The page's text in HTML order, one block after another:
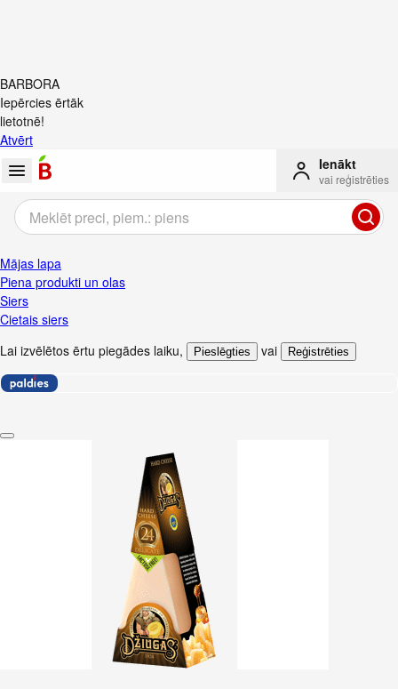
BARBORA
Iepērcies ērtāk
lietotnē!
Atvērt
Ienākt
vai reģistrēties
Mājas lapa
Piena produkti un olas
Siers
Cietais siers
Lai izvēlētos ērtu piegādes laiku, Pieslēgties vai Reģistrēties